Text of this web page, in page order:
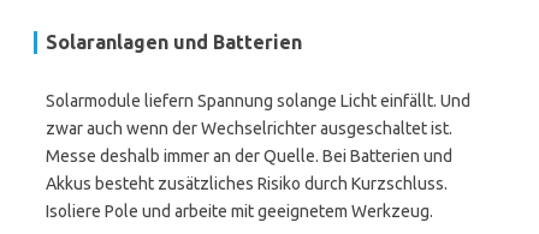
Solaranlagen und Batterien
Solarmodule liefern Spannung solange Licht einfällt. Und
zwar auch wenn der Wechselrichter ausgeschaltet ist.
Messe deshalb immer an der Quelle. Bei Batterien und
Akkus besteht zusätzliches Risiko durch Kurzschluss.
Isoliere Pole und arbeite mit geeignetem Werkzeug.